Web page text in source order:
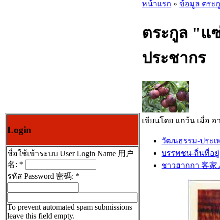
Login
ชื่อใช้เข้าระบบ User Login Name 用户
名: *
รหัส Password 密碼: *
To prevent automated spam submissions
leave this field empty.
หน้าแรก » ข้อมูล ตระ
ตระกูล "แ
ประชากร
เขียนโดย แกว้น เมื่อ อ
วัฒนธรรม-ประ
บรรพชน-ถิ่นที่อยู่
ชาวฮากกา 客家